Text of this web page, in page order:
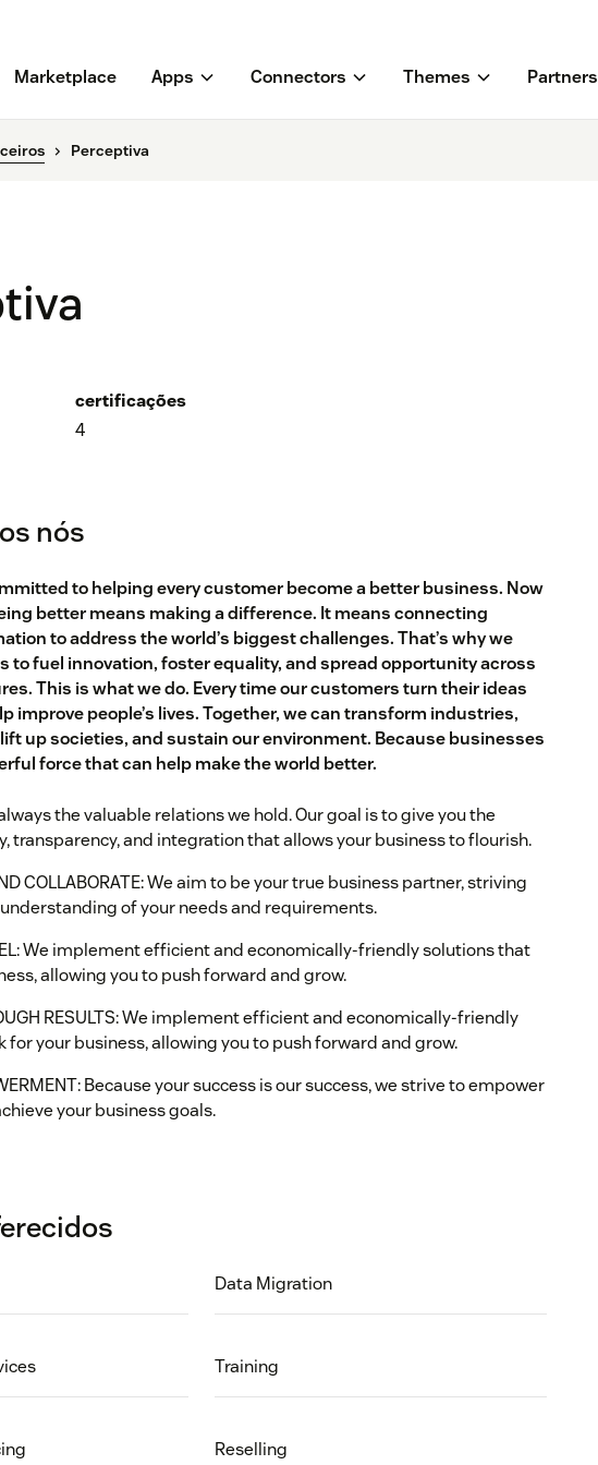
Marketplace Apps Connectors Themes Partners
Perceptiva
certificações
4
nós
to helping every customer become a better business. Now
better means making a difference. It means connecting
to address the world’s biggest challenges. That’s why we
to fuel innovation, foster equality, and spread opportunity across
This is what we do. Every time our customers turn their ideas
improve people’s lives. Together, we can transform industries,
up societies, and sustain our environment. Because businesses
force that can help make the world better.
the valuable relations we hold. Our goal is to give you the
transparency, and integration that allows your business to flourish.
COLLABORATE: We aim to be your true business partner, striving
of your needs and requirements.
We implement efficient and economically-friendly solutions that
allowing you to push forward and grow.
RESULTS: We implement efficient and economically-friendly
for your business, allowing you to push forward and grow.
Because your success is our success, we strive to empower
your business goals.
Data Migration
Training
Reselling